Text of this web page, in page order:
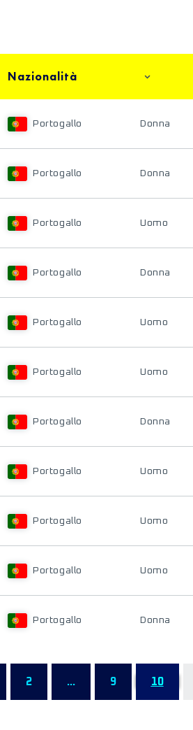
Nazionalità
Portogallo Donna
Portogallo Donna
Portogallo Uomo
Portogallo Donna
Portogallo Uomo
Portogallo Uomo
Portogallo Donna
Portogallo Uomo
Portogallo Uomo
Portogallo Uomo
Portogallo Donna
2 ... 9 10